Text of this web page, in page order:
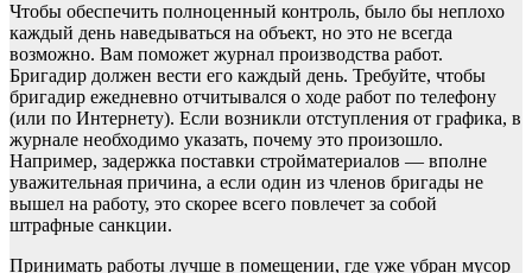
Чтобы обеспечить полноценный контроль, было бы неплохо
каждый день наведываться на объект, но это не всегда
возможно. Вам поможет журнал производства работ.
Бригадир должен вести его каждый день. Требуйте, чтобы
бригадир ежедневно отчитывался о ходе работ по телефону
(или по Интернету). Если возникли отступления от графика, в
журнале необходимо указать, почему это произошло.
Например, задержка поставки стройматериалов — вполне
уважительная причина, а если один из членов бригады не
вышел на работу, это скорее всего повлечет за собой
штрафные санкции.
Принимать работы лучше в помещении, где уже убран мусор